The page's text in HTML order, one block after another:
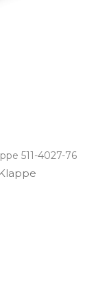
511-4027-76